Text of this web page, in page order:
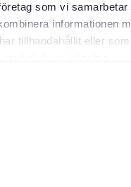
som vi samarbetar
informationen
tillhandahållit eller